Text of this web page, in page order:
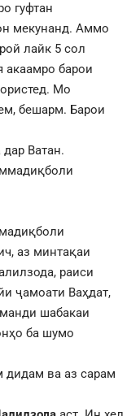
гуфтан
мекунанд. Аммо
лайк 5 сол
акаамро барои
Мо
бешарм. Барои
Ватан.
аз минтақаи
раиси
ҷамоати Ваҳдат,
шабакаи
ба шумо
дидам ва аз сарам